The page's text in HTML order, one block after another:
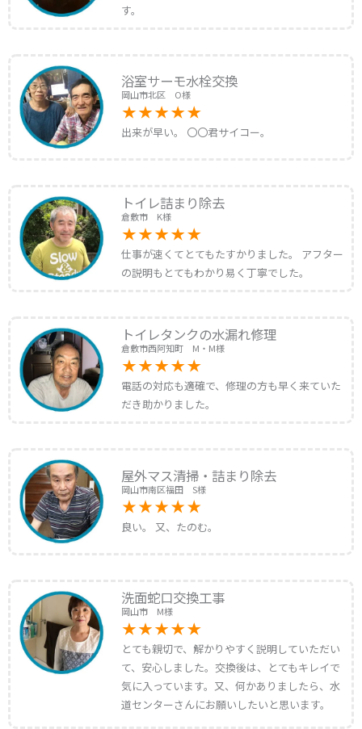
す。
浴室サーモ水栓交換
岡山市北区 O様
出来が早い。 〇〇君サイコー。
トイレ詰まり除去
倉敷市 K様
仕事が速くてとてもたすかりました。 アフター
の説明もとてもわかり易く丁寧でした。
トイレタンクの水漏れ修理
倉敷市西阿知町 M・M様
電話の対応も適確で、修理の方も早く来ていた
だき助かりました。
屋外マス清掃・詰まり除去
岡山市南区福田 S様
良い。 又、たのむ。
洗面蛇口交換工事
岡山市 M様
とても親切で、解かりやすく説明していただい
て、安心しました。交換後は、とてもキレイで
気に入っています。又、何かありましたら、水
道センターさんにお願いしたいと思います。